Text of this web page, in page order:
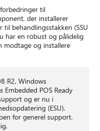
til
der installerer
behandlingsstakken (SSU
har en robust og pålidelig
modtage og installere
R2, Windows
POS Ready
og er nu i
(ESU).
for generel support.